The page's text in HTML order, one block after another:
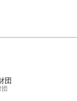
団
団